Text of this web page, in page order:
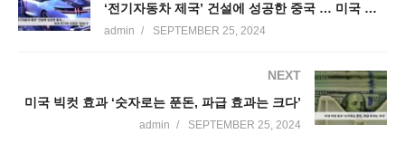
‘전기자동차 제국’ 건설에 성공한 중국 … 미국 전기차 시장은 ‘빙하기’
admin SEPTEMBER 25, 2024
NEXT
미국 빅컷 효과 ‘숫자로는 푼돈, 파급 효과는 크다’
admin SEPTEMBER 25, 2024